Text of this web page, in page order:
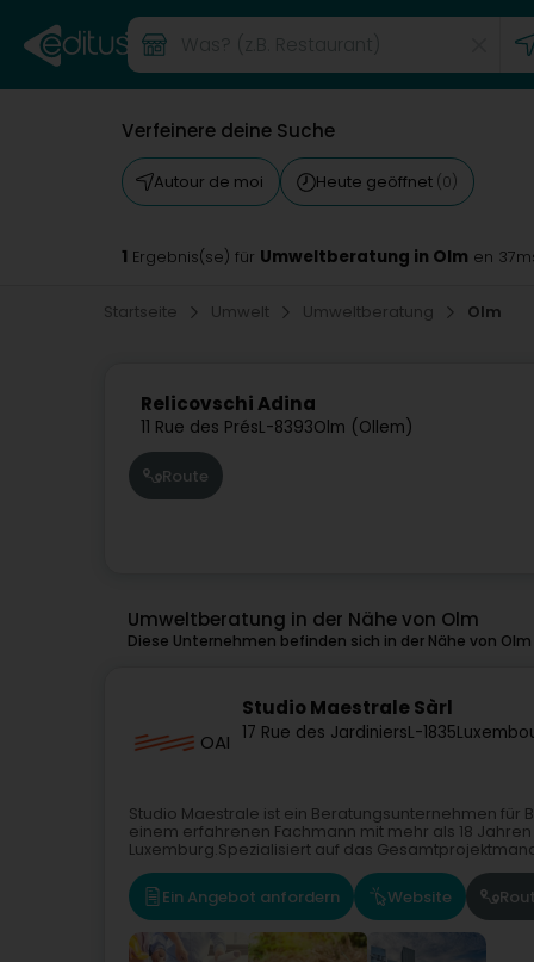
Verfeinere deine Suche
Autour de moi Heute geöffnet (0)
1 Ergebnis(se) für Umweltberatung in Olm en
Startseite Umwelt Umweltberatung Olm
Relicovschi Adina
11 Rue des PrésL-8393Olm (Ollem)
Route
Umweltberatung in der Nähe von Olm
Diese Unternehmen befinden sich in der Nähe von
OAI
Studio Maestrale Sàrl
17 Rue des JardiniersL-1835
Studio Maestrale ist ein Beratungsunternehmen
einem erfahrenen Fachmann mit mehr als 18
Luxemburg.Spezialisiert auf das
Ein Angebot anfordern Website